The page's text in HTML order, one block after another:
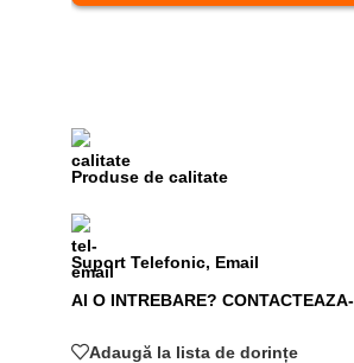
Produse de calitate
Suport Telefonic, Email
AI O INTREBARE?
Adaugă la lista de dorințe